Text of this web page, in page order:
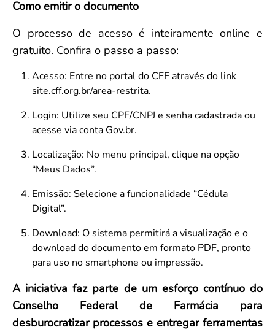
Como emitir o documento
O processo de acesso é inteiramente online e
gratuito. Confira o passo a passo:
Acesso: Entre no portal do CFF através do link
site.cff.org.br/area-restrita.
Login: Utilize seu CPF/CNPJ e senha cadastrada ou
acesse via conta Gov.br.
Localização: No menu principal, clique na opção
“Meus Dados”.
Emissão: Selecione a funcionalidade “Cédula
Digital”.
Download: O sistema permitirá a visualização e o
download do documento em formato PDF, pronto
para uso no smartphone ou impressão.
A iniciativa faz parte de um esforço contínuo do
Conselho Federal de Farmácia para
desburocratizar processos e entregar ferramentas